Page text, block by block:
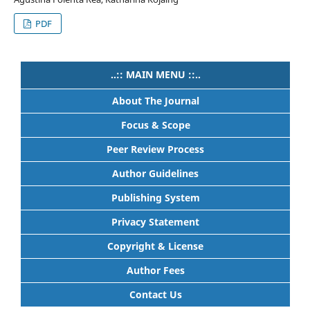
PDF
..:: MAIN MENU ::..
About The Journal
Focus & Scope
Peer Review Process
Author Guidelines
Publishing System
Privacy Statement
Copyright & License
Author Fees
Contact Us